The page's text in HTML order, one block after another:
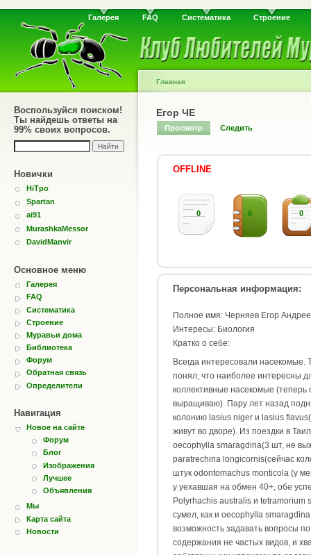
Галерея FAQ Систематика Строение
Воспользуйся поиском!
Ты найдешь ответы на
99% своих вопросов.
Новички
HiTpo
Spartan
ai91
MurashkaMessor
DavidManvir
Основное меню
Галерея
FAQ
Систематика
Строение
Муравьи дома
Библиотека
Форум
Обратная связь
Определители
Навигация
Новое на сайте
Форум
Блог
Изображения
Лучшее
Объявления
Мы
Карта сайта
Новости
Главная
Егор ЧЕ
Просмотр Следить
OFFLINE
0 0 0
Персональная информация:
Полное имя: Черняев Егор
Интересы: Биология
Кратко о себе:
Всегда интересовали насекомые.
понял, что наиболее интересны
коллективные насекомые (теперь
выращиваю). Пару лет назад
колонию lasius niger и lasius
живут во дворе). Из поездки в
oecophylla smaragdina(3 шт, не
paratrechina longicornis(сейчас
штук odontomachus monticola (у
у уехавшая на обмен 40+, обе
Polyrhachis australis и tetramorium
сумел, как и oecophylla
возможность задавать вопросы
содержания не частых видов, и